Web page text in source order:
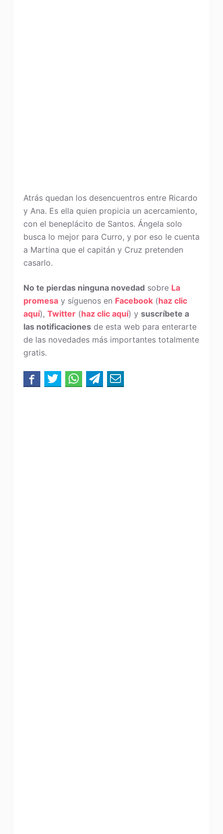
Atrás quedan los desencuentros entre Ricardo
y Ana. Es ella quien propicia un acercamiento,
con el beneplácito de Santos. Ángela solo
busca lo mejor para Curro, y por eso le cuenta
a Martina que el capitán y Cruz pretenden
casarlo.
No te pierdas ninguna novedad sobre La
promesay síguenos en Facebook(haz clic
aquí), Twitter(haz clic aquí) y suscríbete a
las notificacionesde esta web para enterarte
de las novedades más importantes totalmente
gratis.